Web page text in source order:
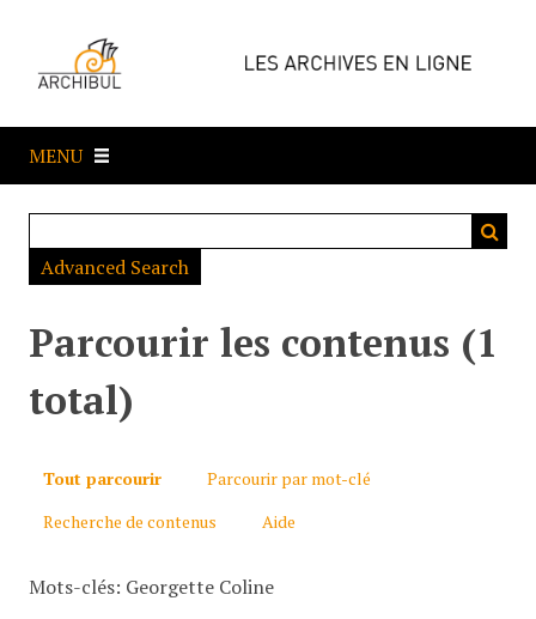
e
a
MENU
Advanced Search
Parcourir les contenus (1
total)
Tout parcourir
Parcourir par mot-clé
Recherche de contenus
Aide
Mots-clés: Georgette Coline